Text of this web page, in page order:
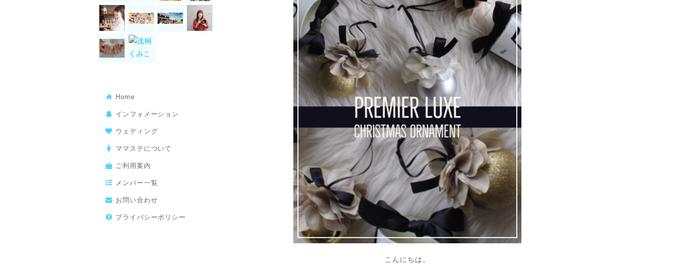
こんにちは。
Home
インフォメーション
ウェディング
ママステについて
ご利用案内
メンバー一覧
お問い合わせ
プライバシーポリシー